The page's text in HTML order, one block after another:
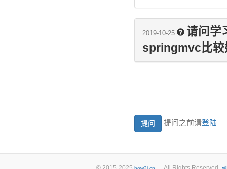
2019-10-25
请问学
springmvc比较
提问之前请登陆